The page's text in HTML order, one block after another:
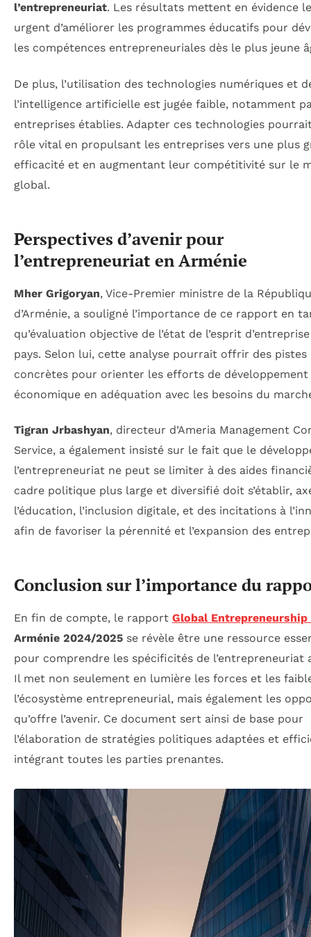
l’entrepreneuriat. Les résultats mettent en évidence
urgent d’améliorer les programmes éducatifs pour
les compétences entrepreneuriales dès le plus jeune
De plus, l’utilisation des technologies numériques et
l’intelligence artificielle est jugée faible, notamment
entreprises établies. Adapter ces technologies
rôle vital en propulsant les entreprises vers une plus
efficacité et en augmentant leur compétitivité sur le
global.
Perspectives d’avenir pour
l’entrepreneuriat en Arménie
Mher Grigoryan, Vice-Premier ministre de la
d’Arménie, a souligné l’importance de ce rapport en
qu’évaluation objective de l’état de l’esprit
pays. Selon lui, cette analyse pourrait offrir des pistes
concrètes pour orienter les efforts de développement
économique en adéquation avec les besoins du
Tigran Jrbashyan, directeur d’Ameria Management
Service, a également insisté sur le fait que le
l’entrepreneuriat ne peut se limiter à des aides
cadre politique plus large et diversifié doit s’établir,
l’éducation, l’inclusion digitale, et des incitations à
afin de favoriser la pérennité et l’expansion des
Conclusion sur l’importance du
En fin de compte, le rapport Global
Arménie 2024/2025 se révèle être une ressource
pour comprendre les spécificités de l’entrepreneuriat
Il met non seulement en lumière les forces et les
l’écosystème entrepreneurial, mais également les
qu’offre l’avenir. Ce document sert ainsi de base pour
l’élaboration de stratégies politiques adaptées et
intégrant toutes les parties prenantes.